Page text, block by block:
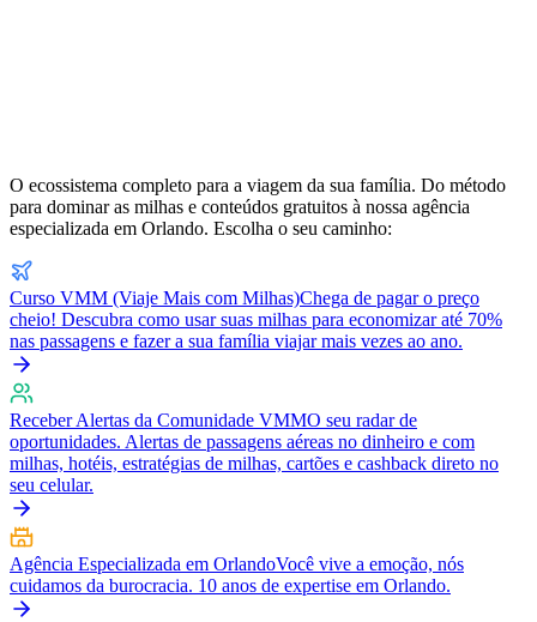
O ecossistema completo para a viagem da sua família. Do método
para dominar as milhas e conteúdos gratuitos à nossa agência
especializada em Orlando. Escolha o seu caminho:
Curso VMM (Viaje Mais com Milhas)Chega de pagar o preço
cheio! Descubra como usar suas milhas para economizar até 70%
nas passagens e fazer a sua família viajar mais vezes ao ano.
Receber Alertas da Comunidade VMMO seu radar de
oportunidades. Alertas de passagens aéreas no dinheiro e com
milhas, hotéis, estratégias de milhas, cartões e cashback direto no
seu celular.
Agência Especializada em OrlandoVocê vive a emoção, nós
cuidamos da burocracia. 10 anos de expertise em Orlando.